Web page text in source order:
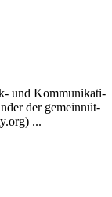
und Kommu­ni­ka­ti­
der gemein­nüt­
...